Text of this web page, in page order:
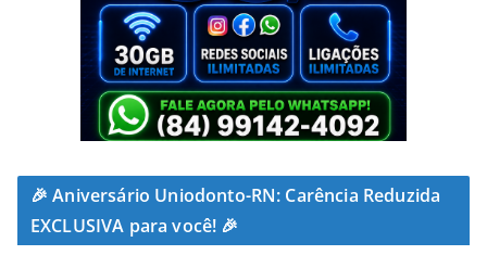
🎉 Aniversário Uniodonto-RN: Carência Reduzida
EXCLUSIVA para você! 🎉